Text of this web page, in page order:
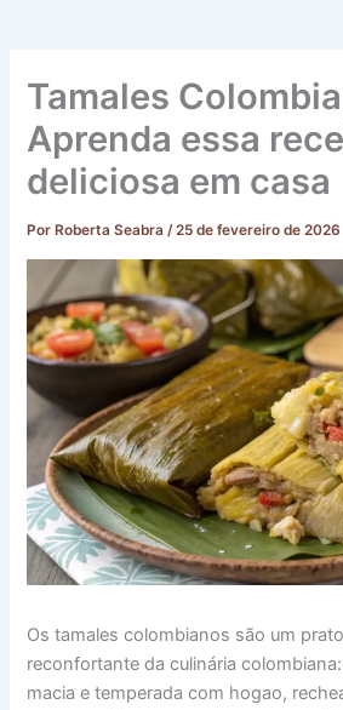
Tamales
Aprenda essa
deliciosa em casa
Por Roberta Seabra/25 de fevereiro de 2026
Os tamales colombianos são um
reconfortante da culinária
macia e temperada com hogao,